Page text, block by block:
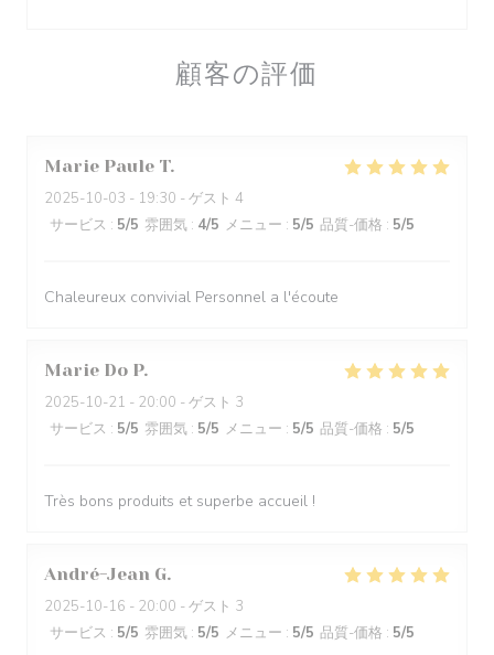
顧客の評価
Marie Paule T
2025-10-03 - 19:30 - ゲスト 4
サービス : 5/5 雰囲気 : 4/5 メニュー : 5/5 品質-価格 : 5/5
Chaleureux convivial Personnel a l'écoute
Marie Do P
2025-10-21 - 20:00 - ゲスト 3
サービス : 5/5 雰囲気 : 5/5 メニュー : 5/5 品質-価格 : 5/5
Très bons produits et superbe accueil !
André-Jean G
2025-10-16 - 20:00 - ゲスト 3
サービス : 5/5 雰囲気 : 5/5 メニュー : 5/5 品質-価格 : 5/5